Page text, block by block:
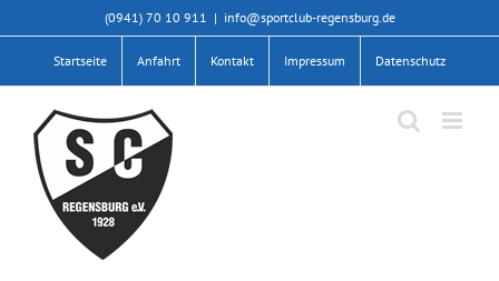
Inhalt
springen
(0941) 70 10 911 | info@sportclub-regensburg.de
Startseite Anfahrt Kontakt Impressum Datenschutz